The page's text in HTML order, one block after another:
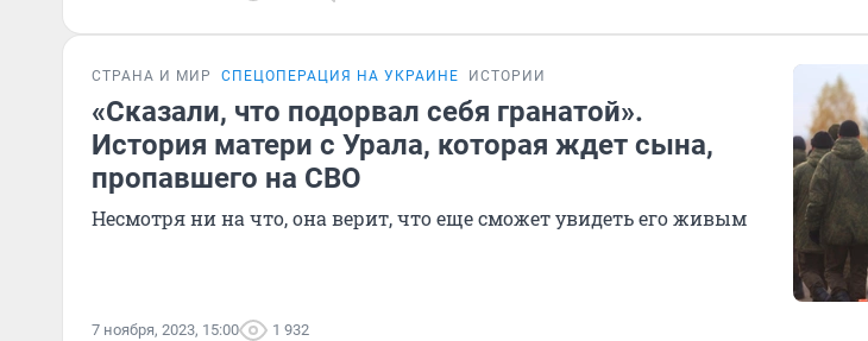
СТРАНА И МИР СПЕЦОПЕРАЦИЯ НА УКРАИНЕ ИСТОРИИ
«Сказали, что подорвал себя гранатой».
История матери с Урала, которая ждет сына,
пропавшего на СВО
Несмотря ни на что, она верит, что еще сможет увидеть его живым
7 ноября, 2023, 15:00 1 932